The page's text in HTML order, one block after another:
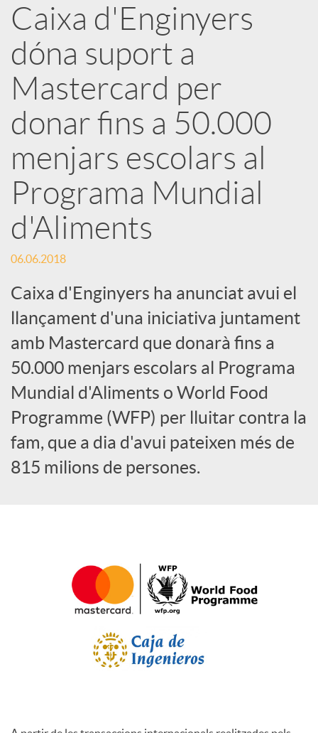
r
x
e
s
S
o
c
i
a
l
Caixa d'Enginyers
dóna suport a
Mastercard per
donar fins a 50.000
menjars escolars al
Programa Mundial
d'Aliments
06.06.2018
Caixa d'Enginyers ha anunciat avui el
llançament d'una iniciativa juntament
amb Mastercard que donarà fins a
50.000 menjars escolars al Programa
Mundial d'Aliments o World Food
Programme (WFP) per lluitar contra la
fam, que a dia d'avui pateixen més de
815 milions de persones.